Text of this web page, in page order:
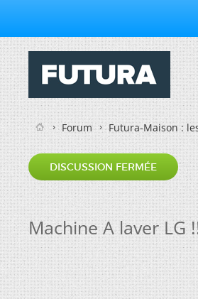
Forum Futura-Maison :
DISCUSSION FERMÉE
Machine A laver LG